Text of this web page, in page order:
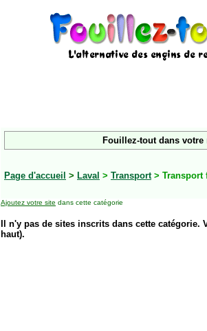
Fouillez-tout dans votre
Page d'accueil > Laval > Transport> Transport
Ajoutez votre site dans cette catégorie
Il n'y pas de sites inscrits dans cette
haut).